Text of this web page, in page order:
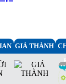
GIÁ THÀNH